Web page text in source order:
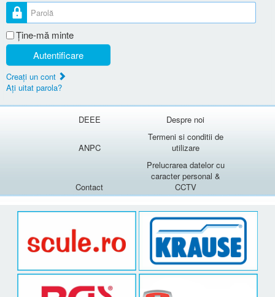
Parolă
Ţine-mă minte
Autentificare
Creaţi un cont
Aţi uitat parola?
DEEE Despre noi
ANPC
Termeni si conditii de
utilizare
Contact
Prelucrarea datelor cu
caracter personal &
CCTV